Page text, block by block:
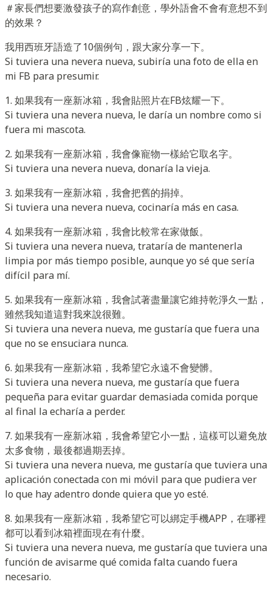
＃家長們想要激發孩子的寫作創意，學外語會不會有意想不到
的效果？
我用西班牙語造了10個例句，跟大家分享一下。
Si tuviera una nevera nueva, subiría una foto de ella en
mi FB para presumir.
1. 如果我有一座新冰箱，我會貼照片在FB炫耀一下。
Si tuviera una nevera nueva, le daría un nombre como si
fuera mi mascota.
2. 如果我有一座新冰箱，我會像寵物一樣給它取名字。
Si tuviera una nevera nueva, donaría la vieja.
3. 如果我有一座新冰箱，我會把舊的捐掉。
Si tuviera una nevera nueva, cocinaría más en casa.
4. 如果我有一座新冰箱，我會比較常在家做飯。
Si tuviera una nevera nueva, trataría de mantenerla
limpia por más tiempo posible, aunque yo sé que sería
difícil para mí.
5. 如果我有一座新冰箱，我會試著盡量讓它維持乾淨久一點，
雖然我知道這對我來說很難。
Si tuviera una nevera nueva, me gustaría que fuera una
que no se ensuciara nunca.
6. 如果我有一座新冰箱，我希望它永遠不會變髒。
Si tuviera una nevera nueva, me gustaría que fuera
pequeña para evitar guardar demasiada comida porque
al final la echaría a perder.
7. 如果我有一座新冰箱，我會希望它小一點，這樣可以避免放
太多食物，最後都過期丟掉。
Si tuviera una nevera nueva, me gustaría que tuviera una
aplicación conectada con mi móvil para que pudiera ver
lo que hay adentro donde quiera que yo esté.
8. 如果我有一座新冰箱，我希望它可以綁定手機APP，在哪裡
都可以看到冰箱裡面現在有什麼。
Si tuviera una nevera nueva, me gustaría que tuviera una
función de avisarme qué comida falta cuando fuera
necesario.